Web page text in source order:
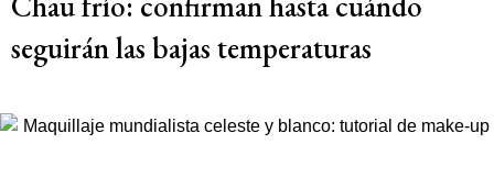
seguirán las bajas temperaturas